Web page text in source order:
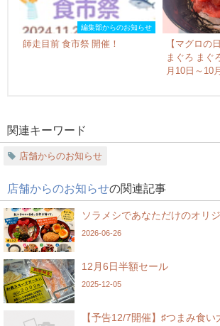
編集部からのお知らせ
師走目前 食市祭 開催！
【マグロの
まぐろ まぐ
月10日～10
関連キーワード
店舗からのお知らせ
店舗からのお知らせの関連記事
ソラメシであなただけのオリ
2026-06-26
12月6日半額セール
2025-12-05
【予告12/7開催】♯つまみ食